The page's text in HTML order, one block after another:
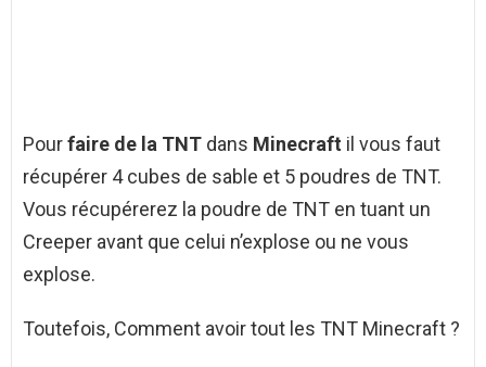
Pourfaire de la TNT dans Minecraft il vous faut
récupérer 4 cubes de sable et 5 poudres de TNT.
Vous récupérerez la poudre de TNT en tuant un
Creeper avant que celui n’explose ou ne vous
explose.
Toutefois, Comment avoir tout les TNT Minecraft ?